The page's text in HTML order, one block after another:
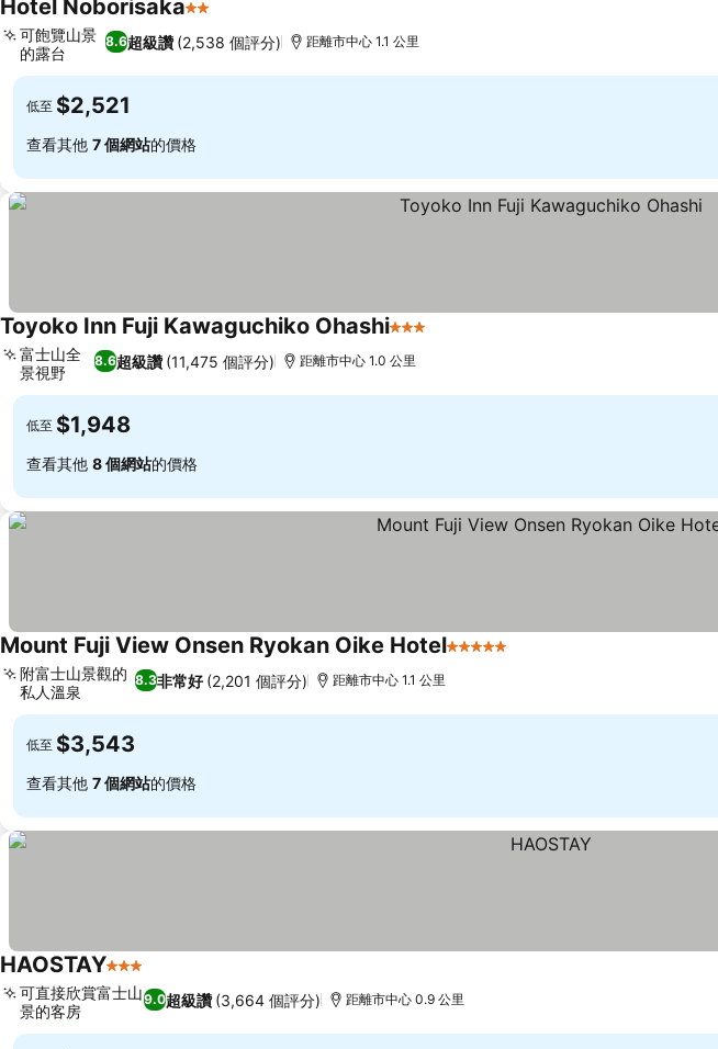
Hotel Noborisaka2 星級
8.6超級讚 (2,538 個評分)
可飽覽山景
的露台
距離市中心 1.1 公里
低至 $2,521
查看其他 7 個網站的價格
Toyoko Inn Fuji Kawaguchiko Ohashi3 星級
8.6超級讚 (11,475 個評分)
富士山全
景視野
距離市中心 1.0 公里
低至 $1,948
查看其他 8 個網站的價格
Mount Fuji View Onsen Ryokan Oike Hotel5 星級
8.3非常好 (2,201 個評分)
附富士山景觀的
私人溫泉
距離市中心 1.1 公里
低至 $3,543
查看其他 7 個網站的價格
HAOSTAY3 星級
9.0超級讚 (3,664 個評分)
可直接欣賞富士山
景的客房
距離市中心 0.9 公里